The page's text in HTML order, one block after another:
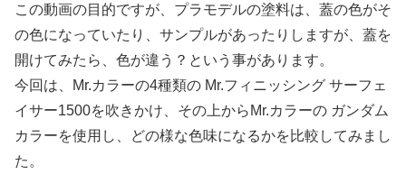
この動画の目的ですが、プラモデルの塗料は、蓋の色がそ
の色になっていたり、サンプルがあったりしますが、蓋を
開けてみたら、色が違う？という事があります。
今回は、Mr.カラーの4種類の Mr.フィニッシング サーフェ
イサー1500を吹きかけ、その上からMr.カラーの ガンダム
カラーを使用し、どの様な色味になるかを比較してみまし
た。